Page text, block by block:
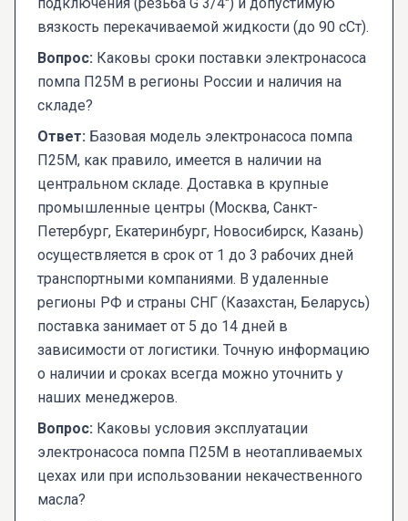
подключения (резьба G 3/4") и допустимую
вязкость перекачиваемой жидкости (до 90 сСт).
Вопрос: Каковы сроки поставки электронасоса
помпа П25М в регионы России и наличия на
складе?
Ответ: Базовая модель электронасоса помпа
П25М, как правило, имеется в наличии на
центральном складе. Доставка в крупные
промышленные центры (Москва, Санкт-
Петербург, Екатеринбург, Новосибирск, Казань)
осуществляется в срок от 1 до 3 рабочих дней
транспортными компаниями. В удаленные
регионы РФ и страны СНГ (Казахстан, Беларусь)
поставка занимает от 5 до 14 дней в
зависимости от логистики. Точную информацию
о наличии и сроках всегда можно уточнить у
наших менеджеров.
Вопрос: Каковы условия эксплуатации
электронасоса помпа П25М в неотапливаемых
цехах или при использовании некачественного
масла?